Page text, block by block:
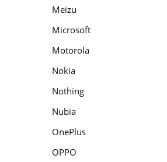
Meizu
Microsoft
Motorola
Nokia
Nothing
Nubia
OnePlus
OPPO